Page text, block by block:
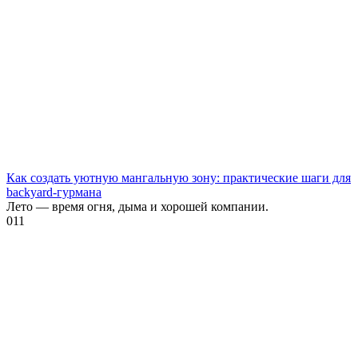
Как создать уютную мангальную зону: практические шаги для
backyard-гурмана
Лето — время огня, дыма и хорошей компании.
011